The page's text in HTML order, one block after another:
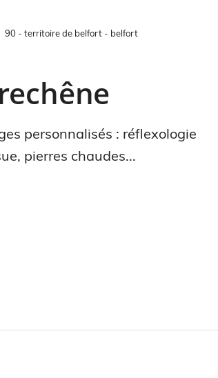
90 - territoire de belfort - belfort
personnalisés : réflexologie
pierres chaudes...